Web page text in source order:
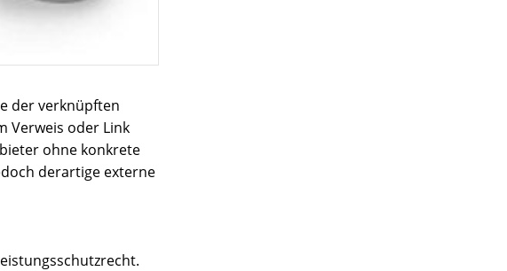
der verknüpften
Verweis oder Link
ohne konkrete
derartige externe